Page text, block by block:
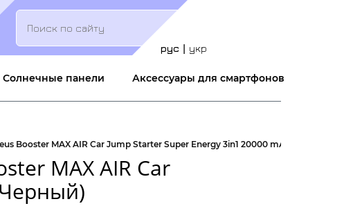
Search
рус укр
Солнечные панели Аксессуары для смартфонов
Booster MAX AIR Car Jump Starter Super Energy 3in1 20000 mAh Black (Черный)
MAX AIR Car